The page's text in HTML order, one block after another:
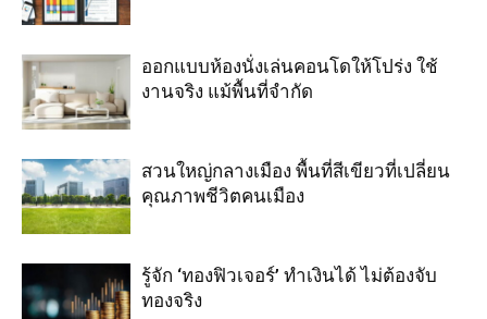
ออกแบบห้องนั่งเล่นคอนโดให้โปร่ง ใช้
งานจริง แม้พื้นที่จำกัด
สวนใหญ่กลางเมือง พื้นที่สีเขียวที่เปลี่ยน
คุณภาพชีวิตคนเมือง
รู้จัก ‘ทองฟิวเจอร์’ ทำเงินได้ ไม่ต้องจับ
ทองจริง